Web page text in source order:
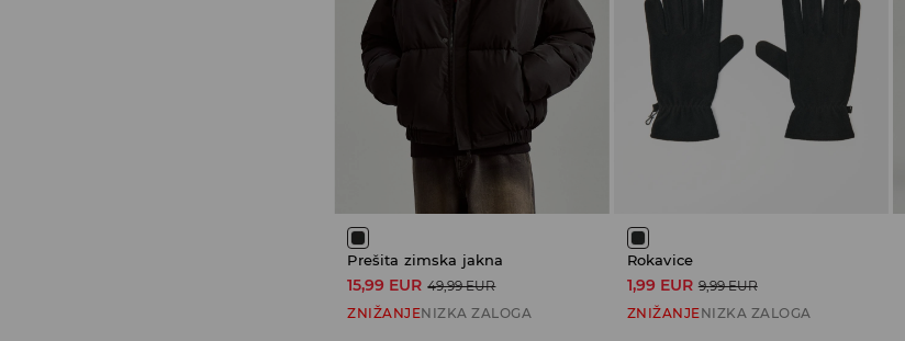
Prešita zimska jakna
15,99 EUR 49,99 EUR
ZNIŽANJENIZKA ZALOGA
Rokavice
1,99 EUR 9,99 EUR
ZNIŽANJENIZKA ZALOGA